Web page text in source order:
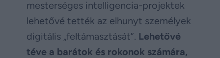
mesterséges intelligencia-projektek
lehetővé tették az elhunyt személyek
digitális „feltámasztását”. Lehetővé
téve a barátok és rokonok számára,